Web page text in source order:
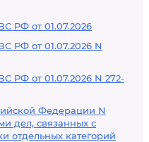
РФ от 01.07.2026
РФ от 01.07.2026 N
РФ от 01.07.2026 N 272-
Федерации N
дел, связанных с
отдельных категорий